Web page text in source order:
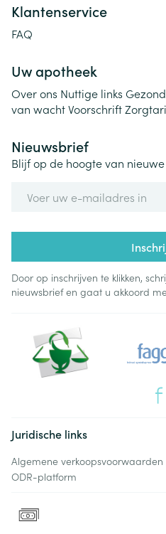
Klantenservice
FAQ
Uw apotheek
Over ons Nuttige links
van wachtVoorschrift
Nieuwsbrief
Blijf op de hoogte van
Door op inschrijven te klikken,
nieuwsbrief en gaat u akkoord
Juridische links
Algemene verkoopsvoorwaarden
ODR-platform